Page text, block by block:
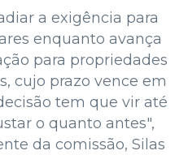
a exigência para
enquanto avança
para propriedades
cujo prazo vence em
tem que vir até
o quanto antes",
da comissão, Silas